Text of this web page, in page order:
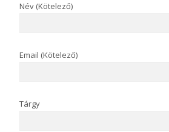
Név (Kötelező)
Email (Kötelező)
Tárgy